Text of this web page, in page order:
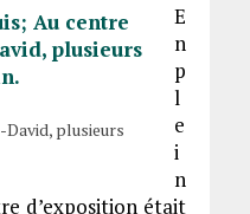
David, plusieurs
E
n
p
l
e
i
n
d’exposition était